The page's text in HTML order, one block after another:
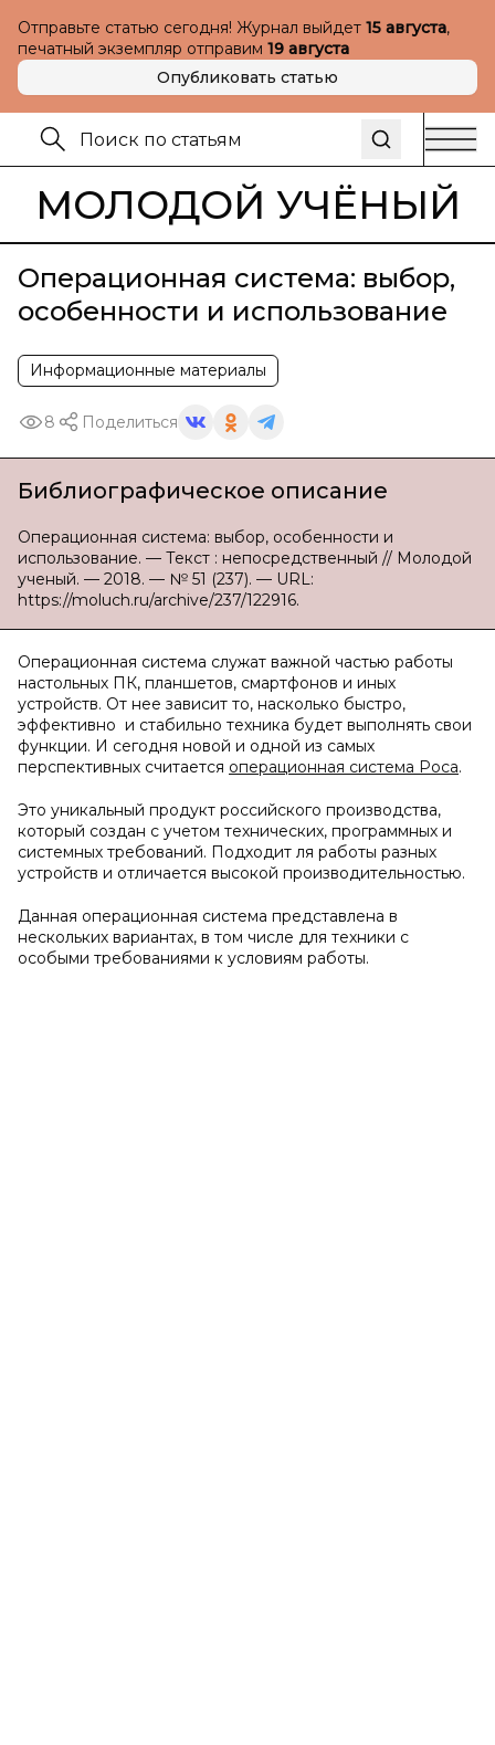
Отправьте статью сегодня! Журнал выйдет 15 августа,
печатный экземпляр отправим 19 августа
Опубликовать статью
МОЛОДОЙ УЧЁНЫЙ
Операционная система: выбор,
особенности и использование
Информационные материалы
8 Поделиться
Библиографическое описание
Операционная система: выбор, особенности и
использование. — Текст : непосредственный // Молодой
ученый. — 2018. — № 51 (237). — URL:
https://moluch.ru/archive/237/122916.
Операционная система служат важной частью работы
настольных ПК, планшетов, смартфонов и иных
устройств. От нее зависит то, насколько быстро,
эффективно и стабильно техника будет выполнять свои
функции. И сегодня новой и одной из самых
перспективных считается операционная система Роса.
Это уникальный продукт российского производства,
который создан с учетом технических, программных и
системных требований. Подходит ля работы разных
устройств и отличается высокой производительностью.
Данная операционная система представлена в
нескольких вариантах, в том числе для техники с
особыми требованиями к условиям работы.